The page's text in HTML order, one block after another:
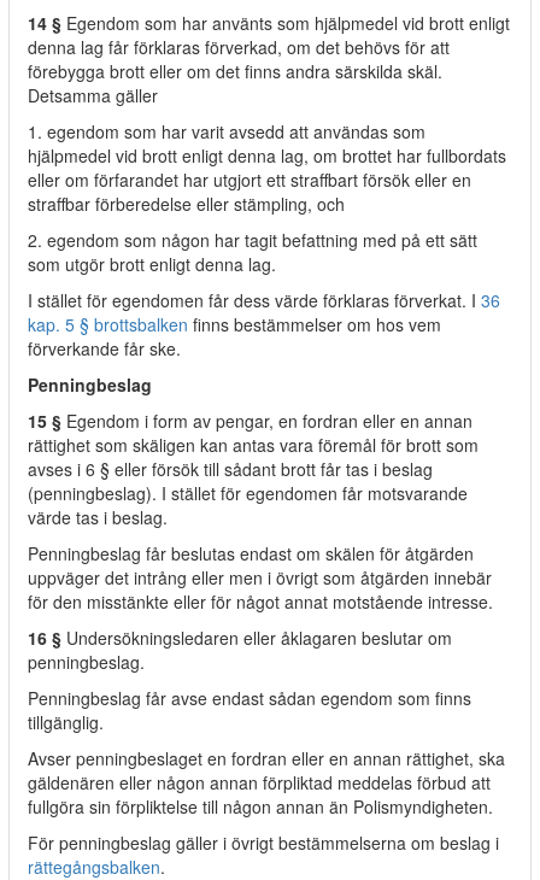
14 § Egendom som har använts som hjälpmedel vid brott enligt
denna lag får förklaras förverkad, om det behövs för att
förebygga brott eller om det finns andra särskilda skäl.
Detsamma gäller
1. egendom som har varit avsedd att användas som
hjälpmedel vid brott enligt denna lag, om brottet har fullbordats
eller om förfarandet har utgjort ett straffbart försök eller en
straffbar förberedelse eller stämpling, och
2. egendom som någon har tagit befattning med på ett sätt
som utgör brott enligt denna lag.
I stället för egendomen får dess värde förklaras förverkat. I 36
kap. 5 § brottsbalken finns bestämmelser om hos vem
förverkande får ske.
Penningbeslag
15 § Egendom i form av pengar, en fordran eller en annan
rättighet som skäligen kan antas vara föremål för brott som
avses i 6 § eller försök till sådant brott får tas i beslag
(penningbeslag). I stället för egendomen får motsvarande
värde tas i beslag.
Penningbeslag får beslutas endast om skälen för åtgärden
uppväger det intrång eller men i övrigt som åtgärden innebär
för den misstänkte eller för något annat motstående intresse.
16 § Undersökningsledaren eller åklagaren beslutar om
penningbeslag.
Penningbeslag får avse endast sådan egendom som finns
tillgänglig.
Avser penningbeslaget en fordran eller en annan rättighet, ska
gäldenären eller någon annan förpliktad meddelas förbud att
fullgöra sin förpliktelse till någon annan än Polismyndigheten.
För penningbeslag gäller i övrigt bestämmelserna om beslag i
rättegångsbalken.